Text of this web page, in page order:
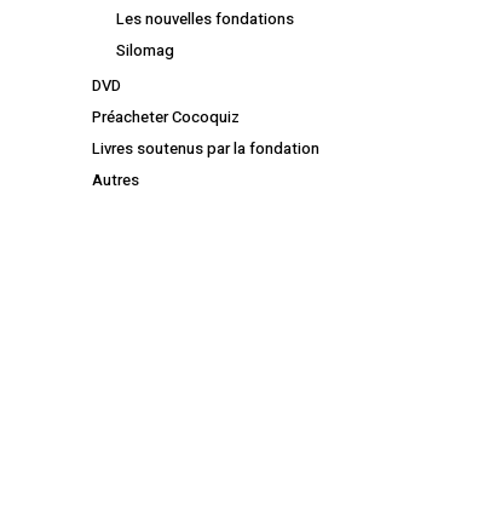
Les nouvelles fondations
Silomag
DVD
Préacheter Cocoquiz
Livres soutenus par la fondation
Autres